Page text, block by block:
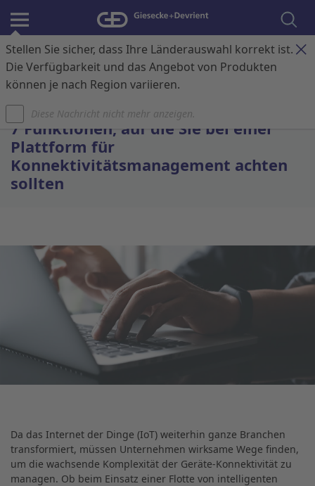
Stellen Sie sicher, dass Ihre Länderauswahl korrekt ist.
Die Verfügbarkeit und das Angebot von Produkten
können je nach Region variieren.
Diese Nachricht nicht mehr anzeigen.
Anmelden Kontakt Warenkorb
7 Funktionen, auf die Sie bei einer
Plattform für
Konnektivitätsmanagement achten
sollten
Da das Internet der Dinge (IoT) weiterhin ganze Branchen
transformiert, müssen Unternehmen wirksame Wege finden,
um die wachsende Komplexität der Geräte-Konnektivität zu
managen. Ob beim Einsatz einer Flotte von intelligenten